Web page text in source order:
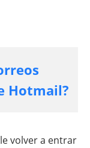
Hotmail?
volver a entrar